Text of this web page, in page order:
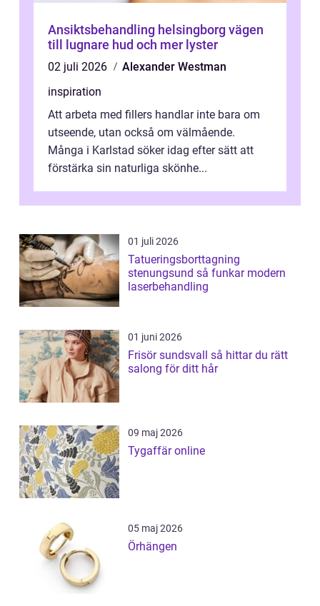
Ansiktsbehandling helsingborg vägen
till lugnare hud och mer lyster
02 juli 2026
Alexander Westman
inspiration
Att arbeta med fillers handlar inte bara om
utseende, utan också om välmående.
Många i Karlstad söker idag efter sätt att
förstärka sin naturliga skönhe...
01 juli 2026
Tatueringsborttagning
stenungsund så funkar modern
laserbehandling
01 juni 2026
Frisör sundsvall så hittar du rätt
salong för ditt hår
09 maj 2026
Tygaffär online
05 maj 2026
Örhängen